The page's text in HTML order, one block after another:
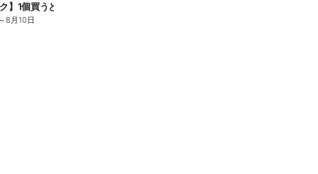
ク】1個買うと1個もらえる/麦茶
～8月10日